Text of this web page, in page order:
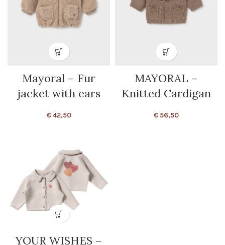
Mayoral – Fur
jacket with ears
€42,50
MAYORAL –
Knitted Cardigan
€ 56,50
YOUR WISHES –